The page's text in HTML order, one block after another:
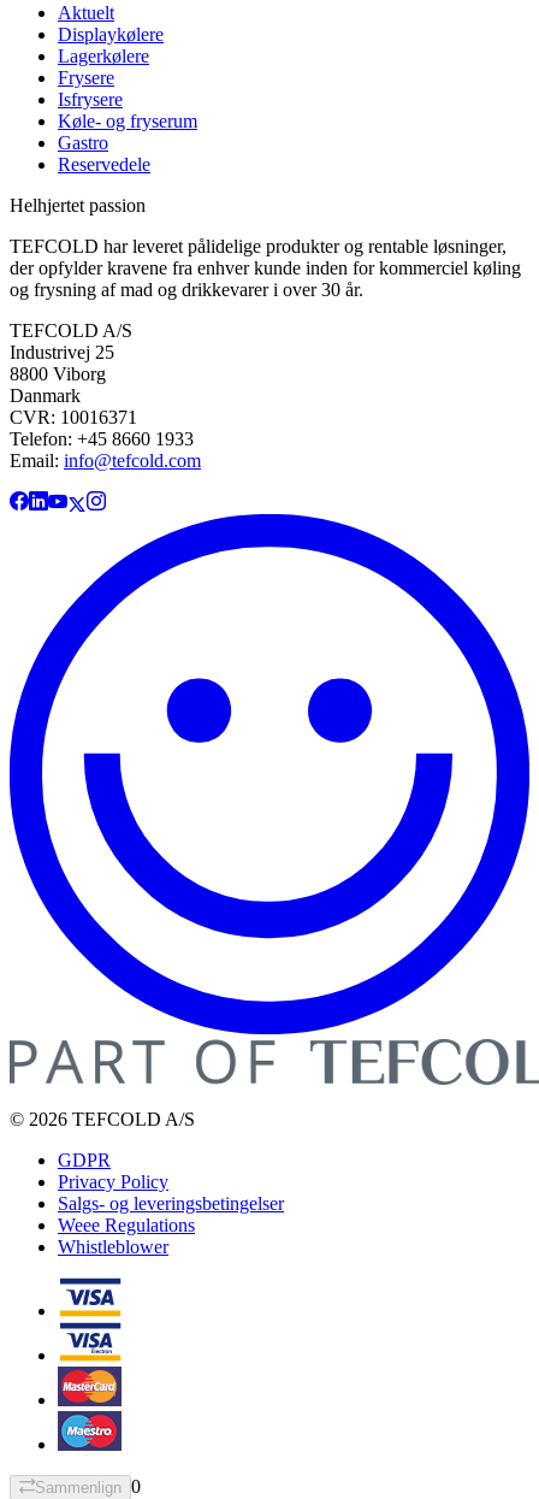
Aktuelt
Displaykølere
Lagerkølere
Frysere
Isfrysere
Køle- og fryserum
Gastro
Reservedele
Helhjertet passion
TEFCOLD har leveret pålidelige produkter og rentable løsninger,
der opfylder kravene fra enhver kunde inden for kommerciel køling
og frysning af mad og drikkevarer i over 30 år.
TEFCOLD A/S
Industrivej 25
8800 Viborg
Danmark
CVR: 10016371
Telefon: +45 8660 1933
Email: info@tefcold.com
© 2026 TEFCOLD A/S
GDPR
Privacy Policy
Salgs- og leveringsbetingelser
Weee Regulations
Whistleblower
Sammenlign 0